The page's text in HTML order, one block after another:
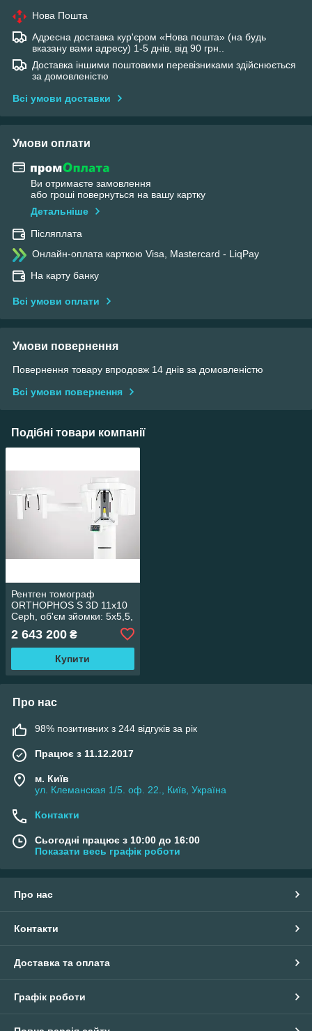
Нова Пошта
Адресна доставка кур'єром «Нова пошта» (на будь
вказану вами адресу) 1-5 днів, від 90 грн..
Доставка іншими поштовими перевізниками здійснюється
за домовленістю
Всі умови доставки
Умови оплати
Ви отримаєте замовлення
або гроші повернуться на вашу картку
Детальніше
Післяплата
Онлайн-оплата карткою Visa, Mastercard - LiqPay
На карту банку
Всі умови оплати
Умови повернення
Повернення товару впродовж 14 днів за домовленістю
Всі умови повернення
Подібні товари компанії
Рентген томограф
ORTHOPHOS S 3D 11х10
Ceph, об'єм зйомки: 5х5,5,
цефалостатом
стоматологічний
комп'ютерний томогра
2 643 200 ₴
Купити
Про нас
98% позитивних з 244 відгуків за рік
Працює з 11.12.2017
м. Київ
ул. Клеманская 1/5. оф. 22., Київ, Україна
Контакти
Сьогодні працює з 10:00 до 16:00
Показати весь графік роботи
Про нас
Контакти
Доставка та оплата
Графік роботи